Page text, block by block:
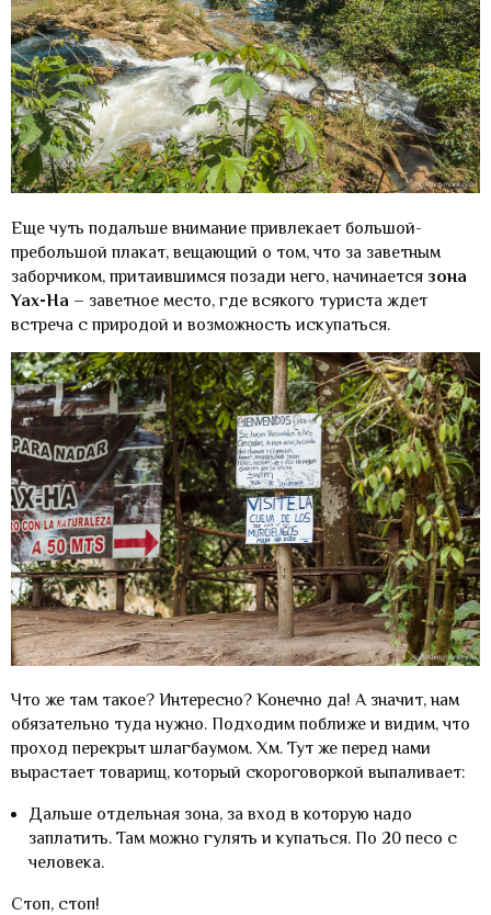
Еще чуть подальше внимание привлекает большой-
пребольшой плакат, вещающий о том, что за заветным
заборчиком, притаившимся позади него, начинается зона
Yax-Ha – заветное место, где всякого туриста ждет
встреча с природой и возможность искупаться.
Что же там такое? Интересно? Конечно да! А значит, нам
обязательно туда нужно. Подходим поближе и видим, что
проход перекрыт шлагбаумом. Хм. Тут же перед нами
вырастает товарищ, который скороговоркой выпаливает:
Дальше отдельная зона, за вход в которую надо
заплатить. Там можно гулять и купаться. По 20 песо с
человека.
Стоп, стоп!